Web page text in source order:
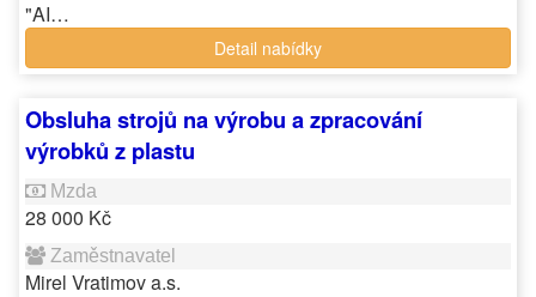
"AI…
Detail nabídky
Obsluha strojů na výrobu a zpracování
výrobků z plastu
28 000 Kč
Mirel Vratimov a.s.